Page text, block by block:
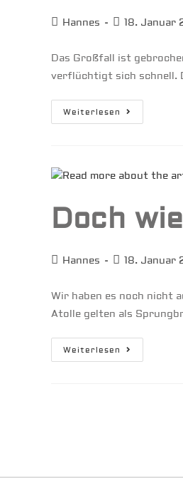
Beitrags-
Hannes
Beitrag
18. Januar
Das Großfall ist
verflüchtigt sich schnell.
Weiterlesen Tahanea
Doch
Beitrags-
Hannes
Beitrag
18. Januar
Wir haben es noch nicht
Atolle gelten als
Weiterlesen Doch
Wieder